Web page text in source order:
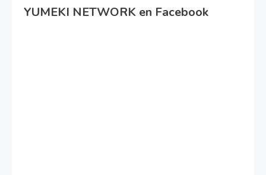
YUMEKI NETWORK en Facebook